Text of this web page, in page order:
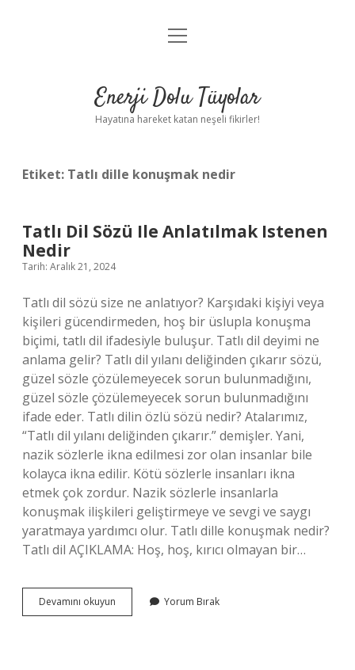
Anasayfa
Yasal Uyarı
menüyü
Enerji Dolu Tüyolar
Hayatına hareket katan neşeli fikirler!
Etiket: Tatlı dille konuşmak nedir
Tatlı Dil Sözü Ile Anlatılmak Istenen
Nedir
Tarih: Aralık 21, 2024
Tatlı dil sözü size ne anlatıyor? Karşıdaki kişiyi veya
kişileri gücendirmeden, hoş bir üslupla konuşma
biçimi, tatlı dil ifadesiyle buluşur. Tatlı dil deyimi ne
anlama gelir? Tatlı dil yılanı deliğinden çıkarır sözü,
güzel sözle çözülemeyecek sorun bulunmadığını,
güzel sözle çözülemeyecek sorun bulunmadığını
ifade eder. Tatlı dilin özlü sözü nedir? Atalarımız,
“Tatlı dil yılanı deliğinden çıkarır.” demişler. Yani,
nazik sözlerle ikna edilmesi zor olan insanlar bile
kolayca ikna edilir. Kötü sözlerle insanları ikna
etmek çok zordur. Nazik sözlerle insanlarla
konuşmak ilişkileri geliştirmeye ve sevgi ve saygı
yaratmaya yardımcı olur. Tatlı dille konuşmak nedir?
Tatlı dil AÇIKLAMA: Hoş, hoş, kırıcı olmayan bir…
Devamını okuyun
Dil
Yorum Bırak